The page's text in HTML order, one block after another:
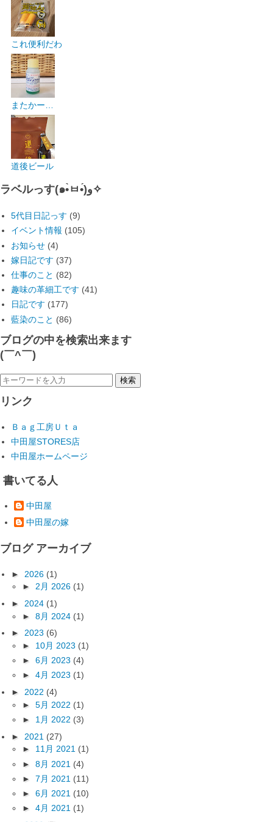
これ便利だわ
またかー…
道後ビール
ラベルっす(๑•̀ㅂ•́)و✧
5代目日記っす (9)
イベント情報 (105)
お知らせ (4)
嫁日記です (37)
仕事のこと (82)
趣味の革細工です (41)
日記です (177)
藍染のこと (86)
ブログの中を検索出来ます
(￣^￣)ゞ
リンク
Ｂａｇ工房Ｕｔａ
中田屋STORES店
中田屋ホームページ
書いてる人
中田屋
中田屋の嫁
ブログ アーカイブ
► 2026 (1)
► 2月 2026 (1)
► 2024 (1)
► 8月 2024 (1)
► 2023 (6)
► 10月 2023 (1)
► 6月 2023 (4)
► 4月 2023 (1)
► 2022 (4)
► 5月 2022 (1)
► 1月 2022 (3)
► 2021 (27)
► 11月 2021 (1)
► 8月 2021 (4)
► 7月 2021 (11)
► 6月 2021 (10)
► 4月 2021 (1)